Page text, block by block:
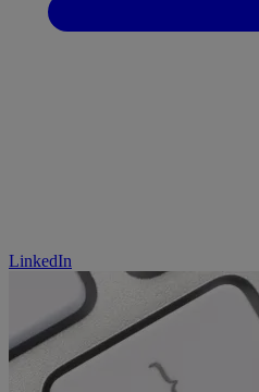
LinkedIn